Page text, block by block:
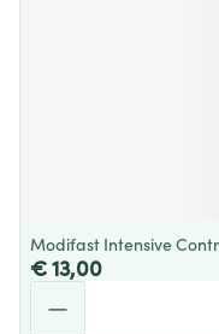
Modifast Intensive
€ 13,00